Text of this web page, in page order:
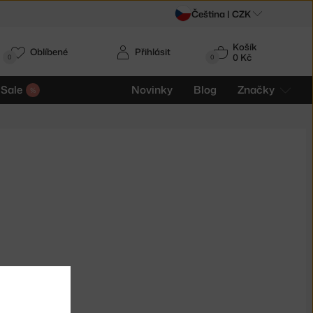
0
Košík
0 Kč
Novinky Blog Značky
Přihlásit
0 Oblíbené
Čeština | CZK